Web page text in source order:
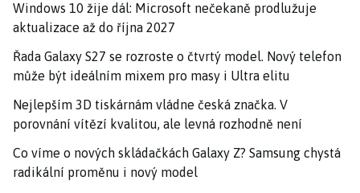
Windows 10 žije dál: Microsoft nečekaně prodlužuje
aktualizace až do října 2027
Řada Galaxy S27 se rozroste o čtvrtý model. Nový telefon
může být ideálním mixem pro masy i Ultra elitu
Nejlepším 3D tiskárnám vládne česká značka. V
porovnání vítězí kvalitou, ale levná rozhodně není
Co víme o nových skládačkách Galaxy Z? Samsung chystá
radikální proměnu i nový model